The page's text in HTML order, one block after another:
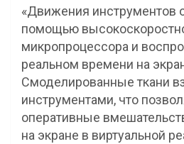
«Движения инструментов
помощью
микропроцессора и
реальном времени на
Смоделированные ткани
инструментами, что
оперативные
на экране в виртуальной